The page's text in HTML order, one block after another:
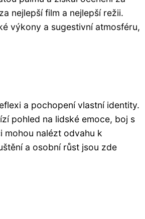
nejlepší film a nejlepší režii.
výkony a sugestivní atmosféru,
a pochopení vlastní identity.
pohled na lidské emoce, boj s
mohou nalézt odvahu k
a osobní růst jsou zde